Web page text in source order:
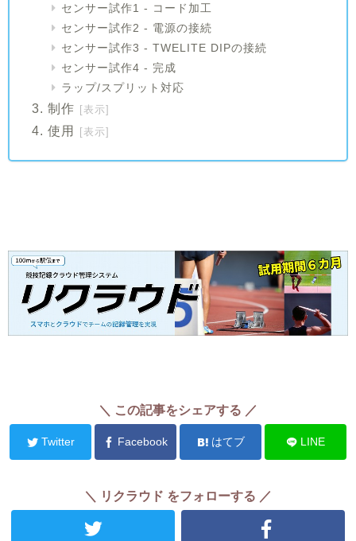
センサー試作1 - コード加工
センサー試作2 - 電源の接続
センサー試作3 - TWELITE DIPの接続
センサー試作4 - 完成
ラップ/スプリット対応
制作 [表示]
使用 [表示]
＼ この記事をシェアする ／
Twitter Facebook はてブ LINE
＼ リクラウド をフォローする ／